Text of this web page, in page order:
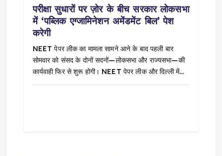
परीक्षा सुधारों पर ज़ोर के बीच सरकार लोकसभा
में ‘पब्लिक एग्जामिनेशन अमेंडमेंट बिल’ पेश
करेगी
NEET पेपर लीक का मामला सामने आने के बाद पहली बार
सोमवार को संसद के दोनों सदनों—लोकसभा और राज्यसभा—की
कार्यवाही फिर से शुरू होगी। NEET पेपर लीक और दिल्ली में…